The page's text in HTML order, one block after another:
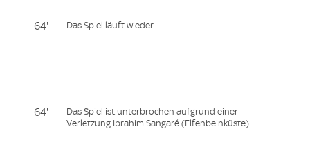
64' Das Spiel läuft wieder.
64'
Das Spiel ist unterbrochen aufgrund einer
Verletzung Ibrahim Sangaré (Elfenbeinküste).